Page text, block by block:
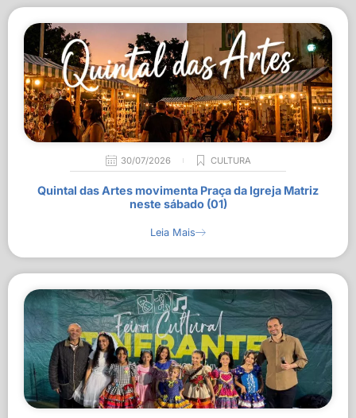
30/07/2026 CULTURA
Quintal das Artes movimenta Praça da Igreja Matriz
neste sábado (01)
Leia Mais